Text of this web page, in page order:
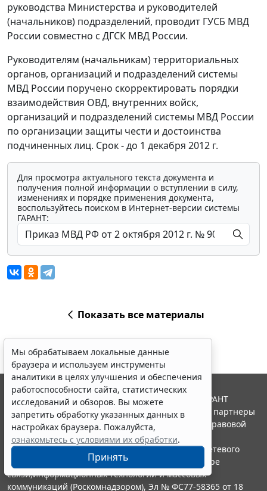
руководства Министерства и руководителей
(начальников) подразделений, проводит ГУСБ МВД
России совместно с ДГСК МВД России.
Руководителям (начальникам) территориальных
органов, организаций и подразделений системы
МВД России поручено скорректировать порядки
взаимодействия ОВД, внутренних войск,
организаций и подразделений системы МВД России
по организации защиты чести и достоинства
подчиненных лиц. Срок - до 1 декабря 2012 г.
Для просмотра актуального текста документа и
получения полной информации о вступлении в силу,
изменениях и порядке применения документа,
воспользуйтесь поиском в Интернет-версии системы
ГАРАНТ:
Показать все материалы
Мы обрабатываем локальные данные
браузера и используем инструменты
аналитики в целях улучшения и обеспечения
работоспособности сайта, статистических
исследований и обзоров. Вы можете
запретить обработку указанных данных в
настройках браузера. Пожалуйста,
ознакомьтесь с условиями их обработки.
Принять
© ООО "НПП "ГАРАНТ-СЕРВИС", 2026. Система ГАРАНТ
выпускается с 1990 года. Компания "Гарант" и ее партнеры
являются участниками Российской ассоциации правовой
информации ГАРАНТ.
Портал ГАРАНТ.РУ зарегистрирован в качестве сетевого
издания Федеральной службой по надзору в сфере
связи,информационных технологий и массовых
коммуникаций (Роскомнадзором), Эл № ФС77-58365 от 18